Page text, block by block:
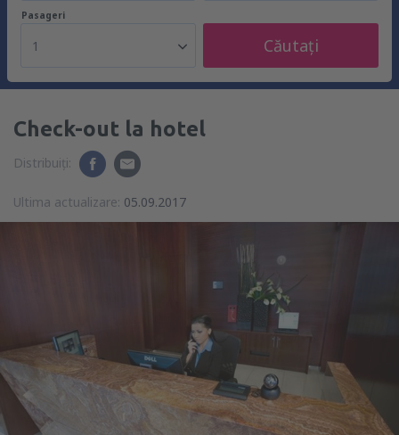
Pasageri
1 Căutați
Check-out la hotel
Distribuiți:
Ultima actualizare: 05.09.2017